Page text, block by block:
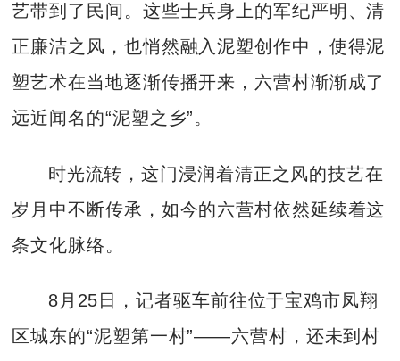
艺带到了民间。这些士兵身上的军纪严明、清
正廉洁之风，也悄然融入泥塑创作中，使得泥
塑艺术在当地逐渐传播开来，六营村渐渐成了
远近闻名的“泥塑之乡”。
时光流转，这门浸润着清正之风的技艺在
岁月中不断传承，如今的六营村依然延续着这
条文化脉络。
8月25日，记者驱车前往位于宝鸡市凤翔
区城东的“泥塑第一村”——六营村，还未到村